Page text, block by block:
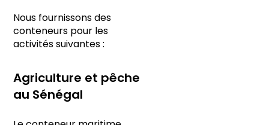
Nous fournissons des
conteneurs pour les
activités suivantes :
Agriculture et pêche
au Sénégal